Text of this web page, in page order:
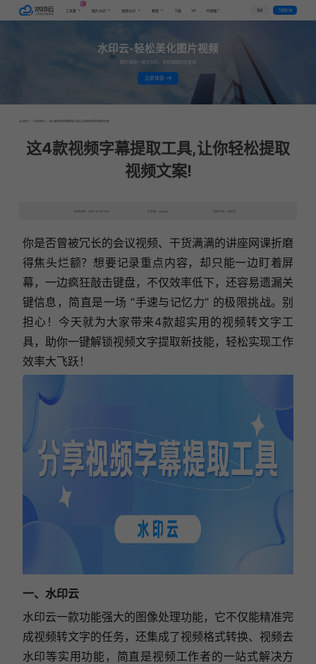
工具集 图片水印 视频水印 教程 下载 VIP 代理推广 登录 下载客户端
水印云-轻松美化图片视频
图片视频一键去水印，手机电脑均可使用
立即体验
首页 > 行业资讯 > 这4款视频字幕提取工具,让你轻松提取视频文案!
这4款视频字幕提取工具,让你轻松提取
视频文案!
发布日期：2025-05-06 10:52 发表者：qianqian 浏览次数：6962次
你是否曾被冗长的会议视频、干货满满的讲座网课折磨
得焦头烂额？想要记录重点内容，却只能一边盯着屏
幕，一边疯狂敲击键盘，不仅效率低下，还容易遗漏关
键信息，简直是一场 “手速与记忆力” 的极限挑战。别
担心！今天就为大家带来4款超实用的视频转文字工
具，助你一键解锁视频文字提取新技能，轻松实现工作
效率大飞跃！
一、水印云
水印云一款功能强大的图像处理功能，它不仅能精准完
成视频转文字的任务，还集成了视频格式转换、视频去
水印等实用功能，简直是视频工作者的一站式解决方